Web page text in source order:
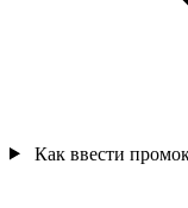
Как ввести